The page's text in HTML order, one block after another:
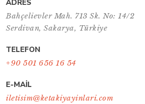
ADRES
Bahçelievler Mah. 713 Sk. No: 14/2
Serdivan, Sakarya, Türkiye
TELEFON
+90 501 656 16 54
E-MAİL
iletisim@ketakiyayinlari.com